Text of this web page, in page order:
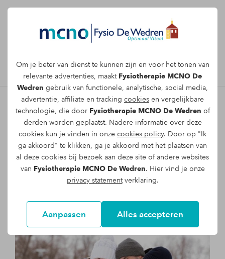
Om je beter van dienst te kunnen zijn en voor het tonen van
relevante advertenties, maakt Fysiotherapie MCNO De
Wedren gebruik van functionele, analytische, social media,
advertentie, affiliate en tracking cookies en vergelijkbare
technologie, die door Fysiotherapie MCNO De Wedren of
derden worden geplaatst. Nadere informatie over deze
cookies kun je vinden in onze cookies policy. Door op "Ik
ga akkoord" te klikken, ga je akkoord met het plaatsen van
al deze cookies bij bezoek aan deze site of andere websites
van Fysiotherapie MCNO De Wedren. Hier vind je onze
privacy statementverklaring.
Aanpassen Alles accepteren
Afspraak maken
Blog
Blijf op de hoogte van de laatste ontwikkelingen
rondom Fysiotherapie MCNO De Wedren.